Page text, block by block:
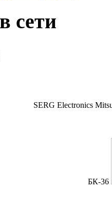
сети
SERG Electronics
БК-36